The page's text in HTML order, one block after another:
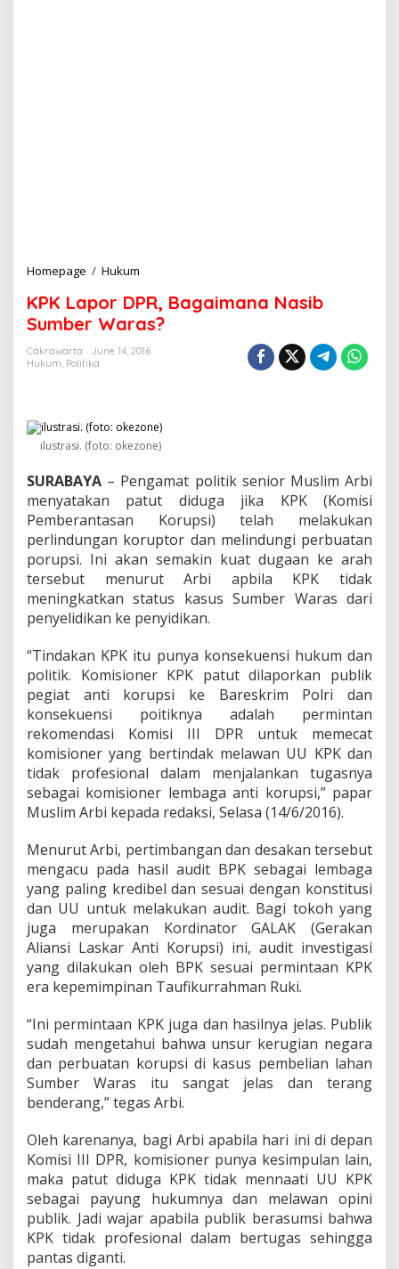
Homepage / Hukum
K
L
a
p
R
,
a
g
a
m
a
n
a
N
a
i
b
u
m
b
e
r
W
a
r
s
?
KPK Lapor DPR, Bagaimana Nasib
Sumber Waras?
Cakrawarta
June 14, 2016
Hukum, Politika
ilustrasi. (foto: okezone)
SURABAYA – Pengamat politik senior Muslim Arbi
menyatakan patut diduga jika KPK (Komisi
Pemberantasan Korupsi) telah melakukan
perlindungan koruptor dan melindungi perbuatan
porupsi. Ini akan semakin kuat dugaan ke arah
tersebut menurut Arbi apbila KPK tidak
meningkatkan status kasus Sumber Waras dari
penyelidikan ke penyidikan.
“Tindakan KPK itu punya konsekuensi hukum dan
politik. Komisioner KPK patut dilaporkan publik
pegiat anti korupsi ke Bareskrim Polri dan
konsekuensi poitiknya adalah permintan
rekomendasi Komisi III DPR untuk memecat
komisioner yang bertindak melawan UU KPK dan
tidak profesional dalam menjalankan tugasnya
sebagai komisioner lembaga anti korupsi,” papar
Muslim Arbi kepada redaksi, Selasa (14/6/2016).
Menurut Arbi, pertimbangan dan desakan tersebut
mengacu pada hasil audit BPK sebagai lembaga
yang paling kredibel dan sesuai dengan konstitusi
dan UU untuk melakukan audit. Bagi tokoh yang
juga merupakan Kordinator GALAK (Gerakan
Aliansi Laskar Anti Korupsi) ini, audit investigasi
yang dilakukan oleh BPK sesuai permintaan KPK
era kepemimpinan Taufikurrahman Ruki.
“Ini permintaan KPK juga dan hasilnya jelas. Publik
sudah mengetahui bahwa unsur kerugian negara
dan perbuatan korupsi di kasus pembelian lahan
Sumber Waras itu sangat jelas dan terang
benderang,” tegas Arbi.
Oleh karenanya, bagi Arbi apabila hari ini di depan
Komisi III DPR, komisioner punya kesimpulan lain,
maka patut diduga KPK tidak mennaati UU KPK
sebagai payung hukumnya dan melawan opini
publik. Jadi wajar apabila publik berasumsi bahwa
KPK tidak profesional dalam bertugas sehingga
pantas diganti.